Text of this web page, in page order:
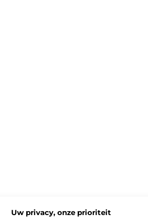
Uw privacy, onze prioriteit